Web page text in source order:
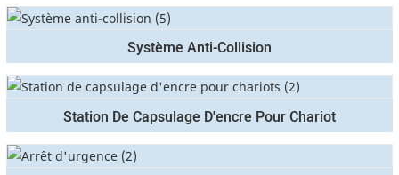
Système Anti-Collision
Station De Capsulage D'encre Pour Chariot